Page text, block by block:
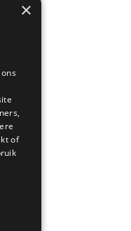
×
of